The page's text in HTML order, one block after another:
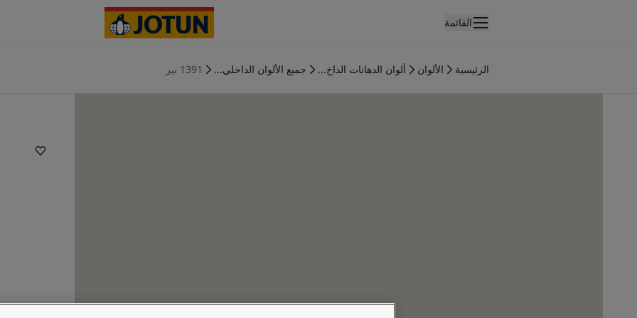
القائمة
الرئيسية الألوان ألوان الدهانات الداخ... جميع الألوان الداخلي... 1391 بير